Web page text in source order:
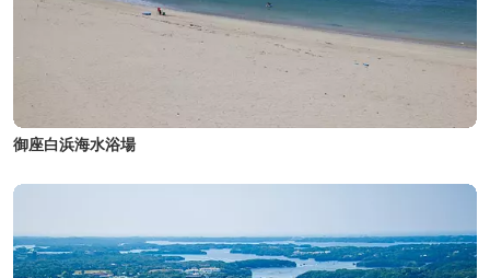
御座白浜海水浴場